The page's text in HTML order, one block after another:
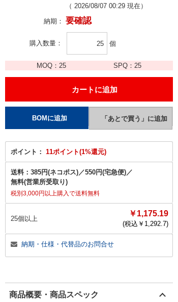
（ 2026/08/07 00:29 現在）
納期： 要確認
購入数量 個
MOQ： 25 SPQ：25
ポイント： 11ポイント(1%還元)
送料： 385円(ネコポス)／550円(宅急便)／
無料(営業所受取り)
税別3,000円以上購入で送料無料
25個以上
￥1,175.19
(税込￥ 1,292.7)
納期・仕様・代替品のお問合せ
商品概要・商品スペック